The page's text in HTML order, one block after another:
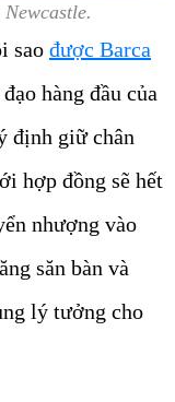
sao được Barca
hàng đầu của
định giữ chân
hợp đồng sẽ hết
nhượng vào
săn bàn và
lý tưởng cho